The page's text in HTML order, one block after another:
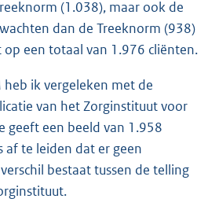
(1.038), maar ook de
dan de Treeknorm (938)
een totaal van 1.976 cliënten.
heb ik vergeleken met de
van het Zorginstituut voor
geeft een beeld van 1.958
af te leiden dat er geen
bestaat tussen de telling